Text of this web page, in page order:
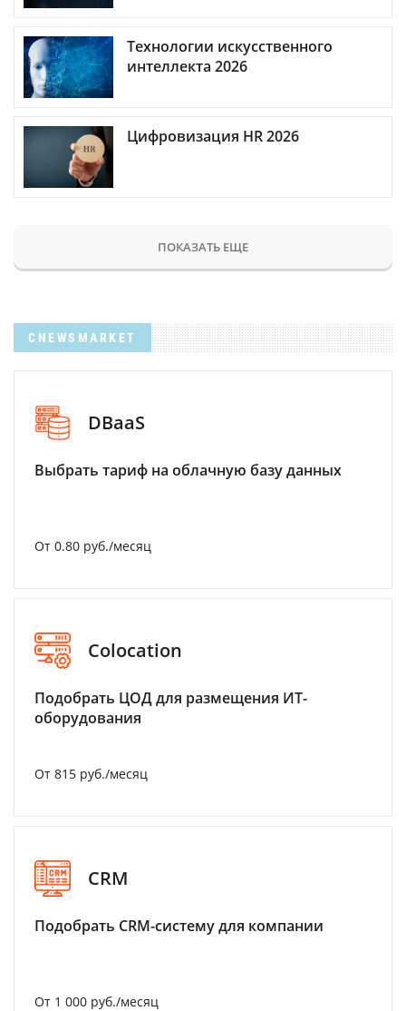
Технологии искусственного
интеллекта 2026
Цифровизация HR 2026
ПОКАЗАТЬ ЕЩЕ
CNEWSMARKET
DBaaS
Выбрать тариф на облачную базу данных
От 0.80 руб./месяц
Colocation
Подобрать ЦОД для размещения ИТ-
оборудования
От 815 руб./месяц
CRM
Подобрать CRM-систему для компании
От 1 000 руб./месяц